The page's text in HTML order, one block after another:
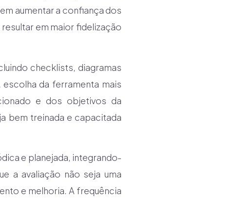
aumentar a confiança dos
em maior fidelização
checklists, diagramas
da ferramenta mais
e dos objetivos da
bem treinada e capacitada
e planejada, integrando-
a avaliação não seja uma
e melhoria. A frequência